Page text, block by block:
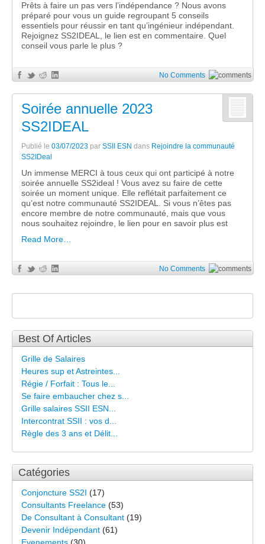
Prêts à faire un pas vers l’indépendance ? Nous avons
préparé pour vous un guide regroupant 5 conseils
essentiels pour réussir en tant qu’ingénieur indépendant.
Rejoignez SS2IDEAL, le lien est en commentaire. Quel
conseil vous parle le plus ?
No Comments
Soirée annuelle 2023
SS2IDEAL
Publié le 03/07/2023 par SSII ESN dans Rejoindre la communauté
SS2IDeal
Un immense MERCI à tous ceux qui ont participé à notre
soirée annuelle SS2ideal ! Vous avez su faire de cette
soirée un moment unique. Elle reflétait parfaitement ce
qu’est notre communauté SS2IDEAL. Si vous n’êtes pas
encore membre de notre communauté, mais que vous
nous souhaitez rejoindre, le lien pour en savoir plus est
Read More…
No Comments
Best Of Articles
Grille de Salaires
Heures sup et Astreintes...
Régie / Forfait : Tous le...
Se faire embaucher chez s...
Grille salaires SSII ESN...
Intercontrat SSII : vos d...
Règle des 3 ans et Délit...
Catégories
Conjoncture SS2I (17)
Consultants Freelance (53)
De Consultant à Consultant (19)
Devenir Indépendant (61)